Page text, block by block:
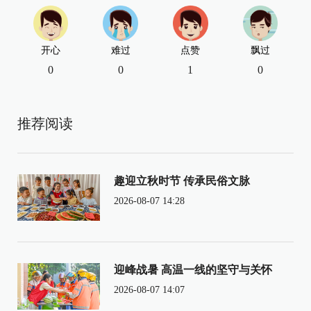
开心
0
难过
0
点赞
1
飘过
0
推荐阅读
趣迎立秋时节 传承民俗文脉
2026-08-07 14:28
迎峰战暑 高温一线的坚守与关怀
2026-08-07 14:07